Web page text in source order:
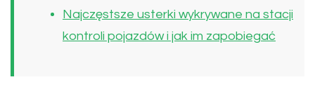
Najczęstsze usterki wykrywane na stacji
kontroli pojazdów i jak im zapobiegać